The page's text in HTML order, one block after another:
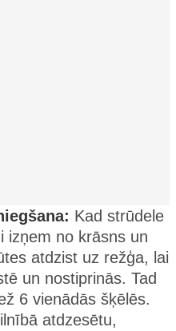
Kad strūdele
izņem no krāsns un
atdzist uz režģa, lai
un nostiprinās. Tad
6 vienādās šķēlēs.
atdzesētu,